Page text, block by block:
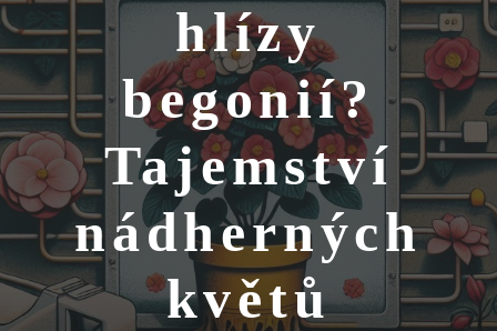
hlízy
begonií?
Tajemství
nádherných
květů